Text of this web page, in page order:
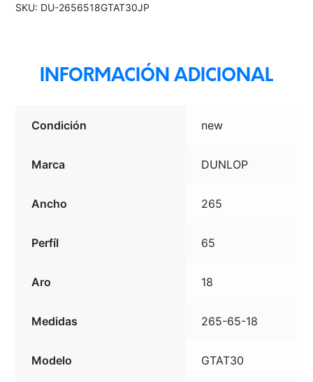
BLK
SKU: DU-2656518GTAT30JP
INFORMACIÓN ADICIONAL
Condición new
Marca DUNLOP
Ancho 265
Perfíl 65
Aro 18
Medidas 265-65-18
Modelo GTAT30